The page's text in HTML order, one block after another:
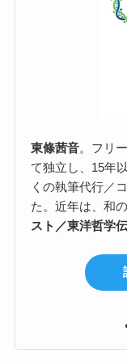
東條茜音。フリ
て独立し、15年
くの執筆代行／
た。近年は、和
スト／東洋哲学